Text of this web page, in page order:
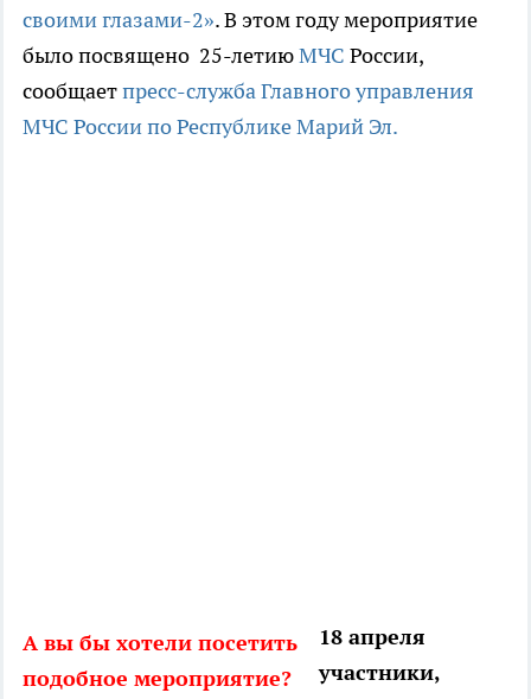
своими глазами-2». В этом году мероприятие
было посвящено 25-летиюМЧС России,
сообщаетпресс-служба Главного управления
МЧС России по Республике Марий Эл.
А вы бы хотели посетить
подобное мероприятие?
18 апреля
участники,